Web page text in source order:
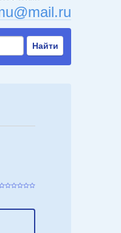
Найти